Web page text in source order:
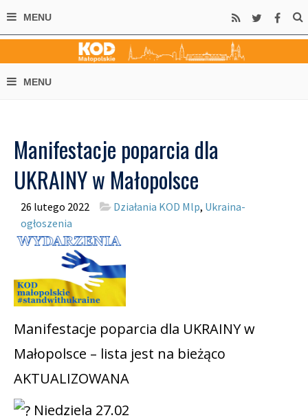
Manifestacje poparcia dla
UKRAINY w Małopolsce
26 lutego 2022 Działania KOD Mlp, Ukraina-
ogłoszenia
Manifestacje poparcia dla UKRAINY w
Małopolsce – lista jest na bieżąco
AKTUALIZOWANA
Niedziela 27.02